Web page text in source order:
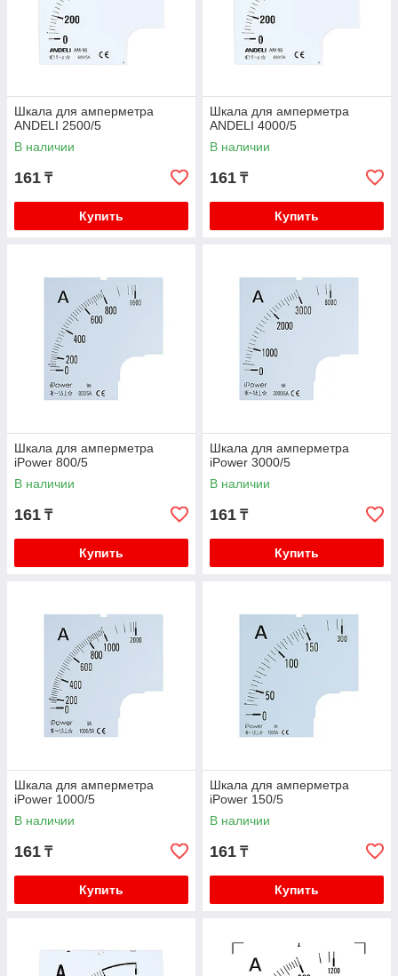
Шкала для амперметра
ANDELI 2500/5
В наличии
161 ₸
Купить
Шкала для амперметра
ANDELI 4000/5
В наличии
161 ₸
Купить
Шкала для амперметра
iPower 800/5
В наличии
161 ₸
Купить
Шкала для амперметра
iPower 3000/5
В наличии
161 ₸
Купить
Шкала для амперметра
iPower 1000/5
В наличии
161 ₸
Купить
Шкала для амперметра
iPower 150/5
В наличии
161 ₸
Купить